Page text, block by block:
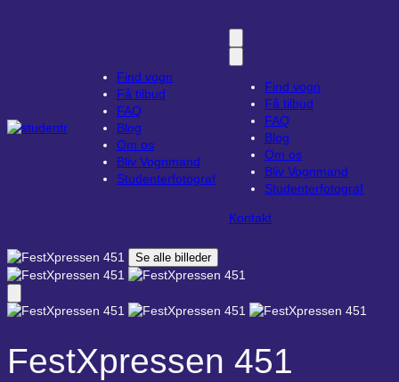
Find vogn
Få tilbud
FAQ
Blog
Om os
Bliv Vognmand
Studenterfotograf
Find vogn
Få tilbud
FAQ
Blog
Om os
Bliv Vognmand
Studenterfotograf
Kontakt
Se alle billeder
FestXpressen 451